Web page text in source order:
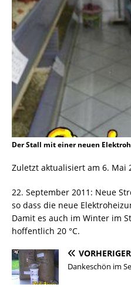
Der Stall mit einer neuen
Zuletzt aktualisiert am 6. Mai
22. September 2011: Neue
so dass die neue
Damit es auch im Winter im
hoffentlich 20 °C.
VORHERIGER
Dankeschön im